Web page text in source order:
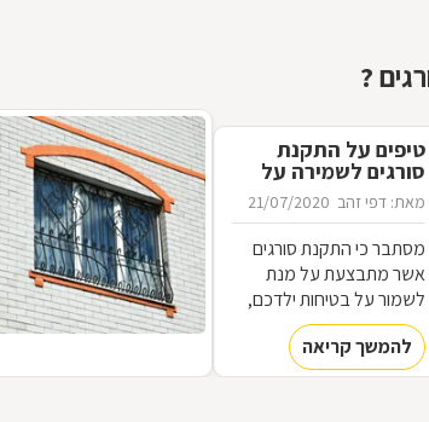
?
טיפים על התקנת
סורגים לשמירה על
ילדים
מאת: דפי זהב 21/07/2020
מסתבר כי התקנת סורגים
אשר מתבצעת על מנת
לשמור על בטיחות ילדכם,
יכולה להיות שונה מהסורגים
שתבחרו להתקין כדי למנוע
מפורצים להיכנס לביתכם.
להמשך קריאה